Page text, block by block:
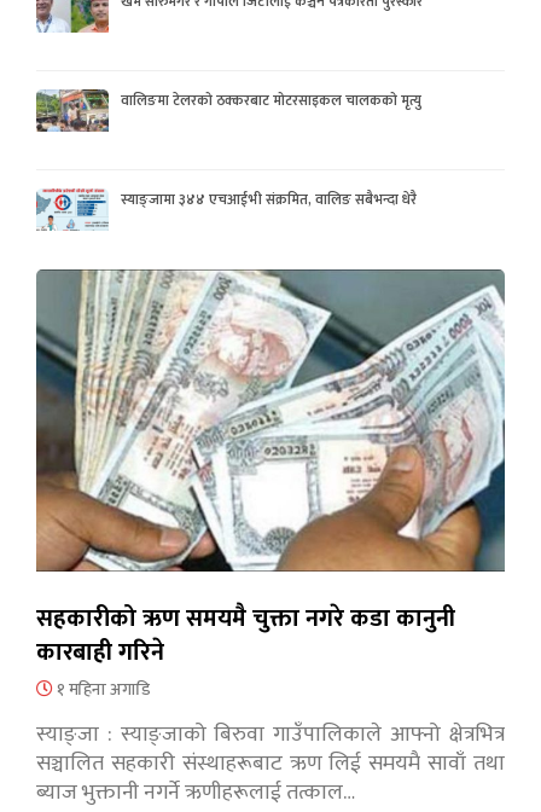
वालिङमा टेलरको ठक्करबाट मोटरसाइकल चालकको मृत्यु
स्याङ्जामा ३४४ एचआईभी संक्रमित, वालिङ सबैभन्दा धेरै
सहकारीको ऋण समयमै चुक्ता नगरे कडा कानुनी
कारबाही गरिने
१ महिना अगाडि
स्याङ्जा : स्याङ्जाको बिरुवा गाउँपालिकाले आफ्नो क्षेत्रभित्र
सञ्चालित सहकारी संस्थाहरूबाट ऋण लिई समयमै सावाँ तथा
ब्याज भुक्तानी नगर्ने ऋणीहरूलाई तत्काल…